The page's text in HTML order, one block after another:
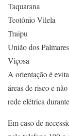
Taquarana
Teotônio Vilela
Traipu
União dos Palmares
Viçosa
A orientação é
áreas de risco e
rede elétrica
Em caso de